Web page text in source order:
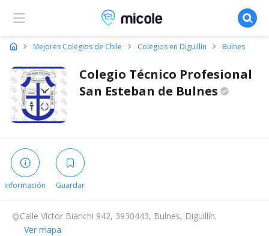
Micole, buscador de colegios
Mejores Colegios de Chile Colegios en Diguillín Bulnes
Colegio Técnico Profesional
San Esteban de Bulnes
Información Guardar
Calle Victor Bianchi 942, 3930443, Bulnes, Diguillín.
Ver mapa